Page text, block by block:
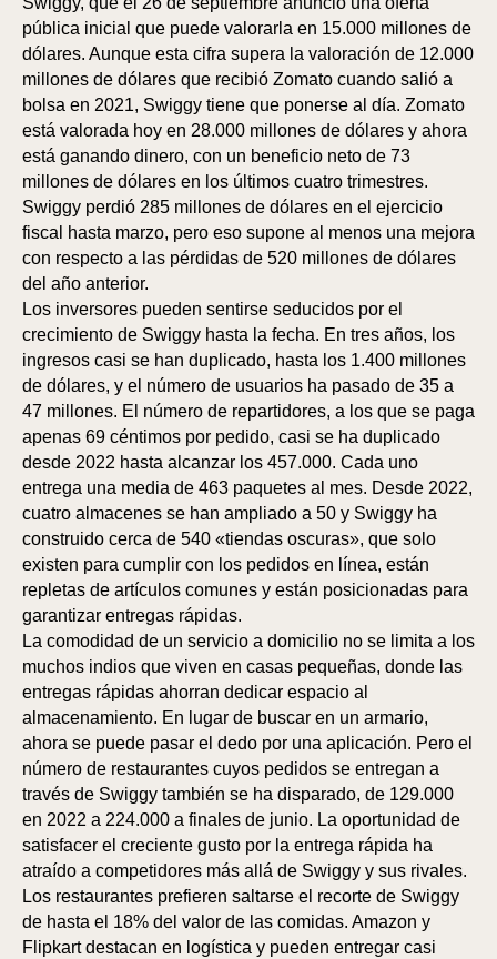
pública inicial que puede valorarla en 15.000 millones de
dólares. Aunque esta cifra supera la valoración de 12.000
millones de dólares que recibió Zomato cuando salió a
bolsa en 2021, Swiggy tiene que ponerse al día. Zomato
está valorada hoy en 28.000 millones de dólares y ahora
está ganando dinero, con un beneficio neto de 73
millones de dólares en los últimos cuatro trimestres.
Swiggy perdió 285 millones de dólares en el ejercicio
fiscal hasta marzo, pero eso supone al menos una mejora
con respecto a las pérdidas de 520 millones de dólares
del año anterior.
Los inversores pueden sentirse seducidos por el
crecimiento de Swiggy hasta la fecha. En tres años, los
ingresos casi se han duplicado, hasta los 1.400 millones
de dólares, y el número de usuarios ha pasado de 35 a
47 millones. El número de repartidores, a los que se paga
apenas 69 céntimos por pedido, casi se ha duplicado
desde 2022 hasta alcanzar los 457.000. Cada uno
entrega una media de 463 paquetes al mes. Desde 2022,
cuatro almacenes se han ampliado a 50 y Swiggy ha
construido cerca de 540 «tiendas oscuras», que solo
existen para cumplir con los pedidos en línea, están
repletas de artículos comunes y están posicionadas para
garantizar entregas rápidas.
La comodidad de un servicio a domicilio no se limita a los
muchos indios que viven en casas pequeñas, donde las
entregas rápidas ahorran dedicar espacio al
almacenamiento. En lugar de buscar en un armario,
ahora se puede pasar el dedo por una aplicación. Pero el
número de restaurantes cuyos pedidos se entregan a
través de Swiggy también se ha disparado, de 129.000
en 2022 a 224.000 a finales de junio. La oportunidad de
satisfacer el creciente gusto por la entrega rápida ha
atraído a competidores más allá de Swiggy y sus rivales.
Los restaurantes prefieren saltarse el recorte de Swiggy
de hasta el 18% del valor de las comidas. Amazon y
Flipkart destacan en logística y pueden entregar casi